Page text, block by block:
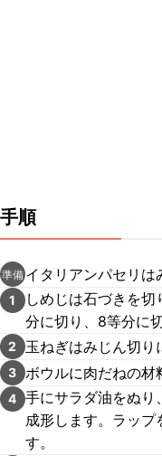
手順
準備 イタリアンパセリは
1
しめじは石づきを
分に切り、8等分に
2 玉ねぎはみじん切り
3 ボウルに肉だねの材
4 手にサラダ油をぬり
成形します。ラップ
す。